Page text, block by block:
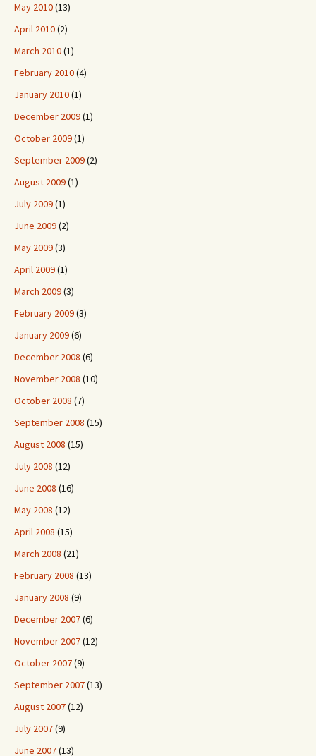
May 2010(13)
April 2010(2)
March 2010(1)
February 2010(4)
January 2010(1)
December 2009(1)
October 2009(1)
September 2009(2)
August 2009(1)
July 2009(1)
June 2009(2)
May 2009(3)
April 2009(1)
March 2009(3)
February 2009(3)
January 2009(6)
December 2008 (6)
November 2008 (10)
October 2008 (7)
September 2008 (15)
August 2008 (15)
July 2008 (12)
June 2008 (16)
May 2008 (12)
April 2008 (15)
March 2008 (21)
February 2008 (13)
January 2008 (9)
December 2007(6)
November 2007(12)
October 2007(9)
September 2007(13)
August 2007(12)
July 2007(9)
June 2007(13)